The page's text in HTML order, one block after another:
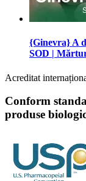
{Ginevra} A
SOD |
Acreditat
Conform
produse